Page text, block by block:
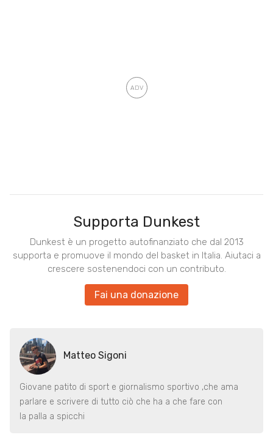
Supporta Dunkest
Dunkest è un progetto autofinanziato che dal 2013
supporta e promuove il mondo del basket in Italia. Aiutaci a
crescere sostenendoci con un contributo.
Fai una donazione
Matteo Sigoni
Giovane patito di sport e giornalismo sportivo ,che ama
parlare e scrivere di tutto ciò che ha a che fare con
la palla a spicchi